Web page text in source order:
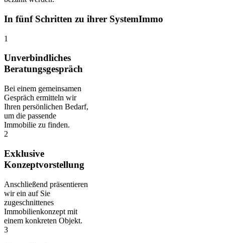
In fünf Schritten zu ihrer SystemImmo
1
Unverbindliches
Beratungsgespräch
Bei einem gemeinsamen
Gespräch ermitteln wir
Ihren persönlichen Bedarf,
um die passende
Immobilie zu finden.
2
Exklusive
Konzeptvorstellung
Anschließend präsentieren
wir ein auf Sie
zugeschnittenes
Immobilienkonzept mit
einem konkreten Objekt.
3